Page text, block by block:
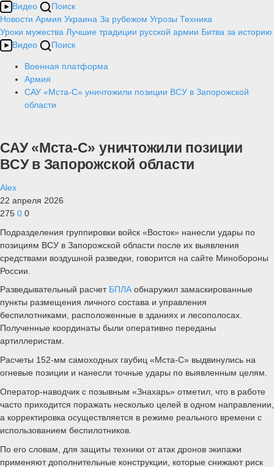
Видео
Поиск
Новости Армия Украина За рубежом Угрозы Техника
Уроки мужества Лучшие традиции русской армии Битва за историю
Видео
Поиск
Военная платформа
Армия
САУ «Мста-С» уничтожили позиции ВСУ в Запорожской
области
САУ «Мста-С» уничтожили позиции
ВСУ в Запорожской области
Alex
22 апреля 2026
275 0 0
Подразделения группировки войск «Восток» нанесли удары по
позициям ВСУ в Запорожской области после их выявления
средствами воздушной разведки, говорится на сайте Минобороны
России.
Разведывательный расчет БПЛАобнаружил замаскированные
пункты размещения личного состава и управления
беспилотниками, расположенные в зданиях и лесополосах.
Полученные координаты были оперативно переданы
артиллеристам.
Расчеты 152-мм самоходных гаубиц «Мста-С» выдвинулись на
огневые позиции и нанесли точные удары по выявленным целям.
Оператор-наводчик с позывным «Знахарь» отметил, что в работе
часто приходится поражать несколько целей в одном направлении,
а корректировка осуществляется в режиме реального времени с
использованием беспилотников.
По его словам, для защиты техники от атак дронов экипажи
применяют дополнительные конструкции, которые снижают риск